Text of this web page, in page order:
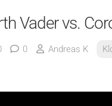
Vader vs.
0 Andreas K